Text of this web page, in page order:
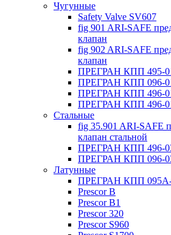
Чугунные
Safety Valve SV607
fig 901 ARI-SAFE
клапан
fig 902 ARI-SAFE
клапан
ПРЕГРАН КПП 495-
ПРЕГРАН КПП 096-
ПРЕГРАН КПП 496-
ПРЕГРАН КПП 496-
Стальные
fig 35.901 ARI-SAFE
клапан стальной
ПРЕГРАН КПП 496-
ПРЕГРАН КПП 096-
Латунные
ПРЕГРАН КПП
Prescor B
Prescor B1
Prescor 320
Prescor S960